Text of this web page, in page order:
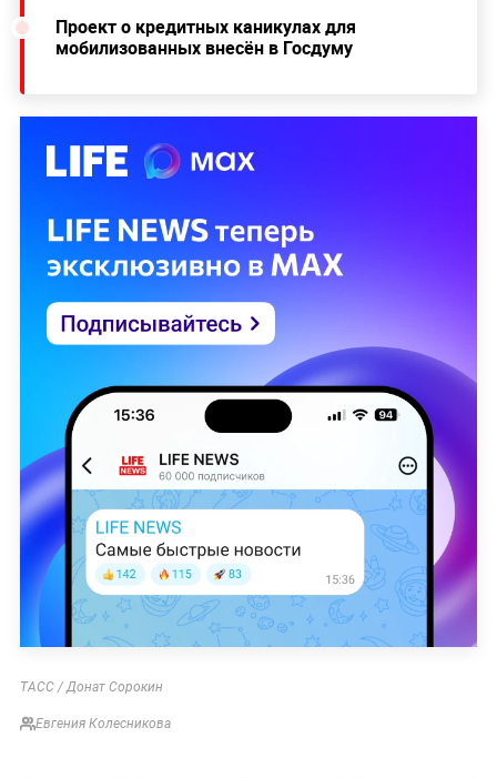
Проект о кредитных каникулах для
мобилизованных внесён в Госдуму
ТАСС / Донат Сорокин
Евгения Колесникова